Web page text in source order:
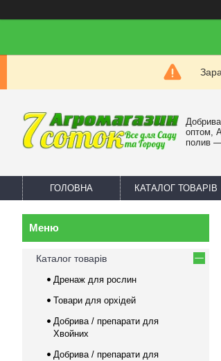
оптом,
полив
ГОЛОВНА КАТАЛОГ ТОВАРІВ
Каталог товарів
Дренаж для рослин
Товари для орхідей
Добрива / препарати для
Хвойних
Добрива / препарати для